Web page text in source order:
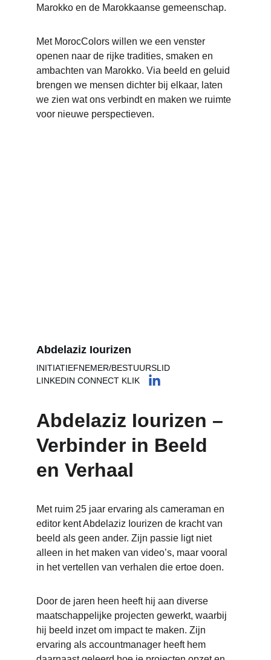
Marokko en de Marokkaanse gemeenschap.
Met MorocColors willen we een venster
openen naar de rijke tradities, smaken en
ambachten van Marokko. Via beeld en geluid
brengen we mensen dichter bij elkaar, laten
we zien wat ons verbindt en maken we ruimte
voor nieuwe perspectieven.
Abdelaziz Iourizen –
Verbinder in Beeld
en Verhaal
Met ruim 25 jaar ervaring als cameraman en
editor kent Abdelaziz Iourizen de kracht van
beeld als geen ander. Zijn passie ligt niet
alleen in het maken van video’s, maar vooral
in het vertellen van verhalen die ertoe doen.
Door de jaren heen heeft hij aan diverse
maatschappelijke projecten gewerkt, waarbij
hij beeld inzet om impact te maken. Zijn
ervaring als accountmanager heeft hem
Abdelaziz Iourizen
INITIATIEFNEMER/BESTUURSLID
LINKEDIN CONNECT KLIK